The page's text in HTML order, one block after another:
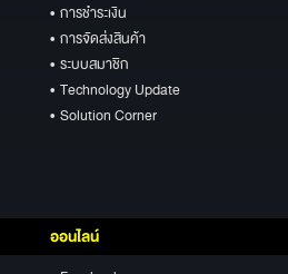
• การชำระเงิน
• การจัดส่งสินค้า
• ระบบสมาชิก
• Technology Update
• Solution Corner
ออนไลน์